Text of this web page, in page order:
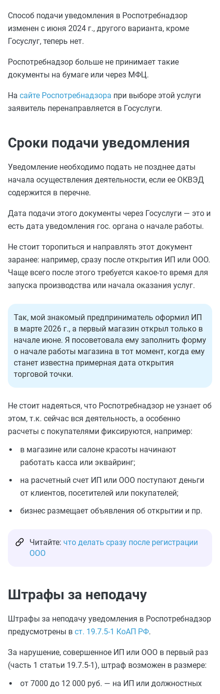
Способ подачи уведомления в Роспотребнадзор
изменен с июня 2024 г., другого варианта, кроме
Госуслуг, теперь нет.
Роспотребнадзор больше не принимает такие
документы на бумаге или через МФЦ.
На сайте Роспотребнадзора при выборе этой услуги
заявитель перенаправляется в Госуслуги.
Сроки подачи уведомления
Уведомление необходимо подать не позднее даты
начала осуществления деятельности, если ее ОКВЭД
содержится в перечне.
Дата подачи этого документы через Госуслуги — это и
есть дата уведомления гос. органа о начале работы.
Не стоит торопиться и направлять этот документ
заранее: например, сразу после открытия ИП или ООО.
Чаще всего после этого требуется какое-то время для
запуска производства или начала оказания услуг.
Так, мой знакомый предприниматель оформил ИП
в марте 2026 г., а первый магазин открыл только в
начале июне. Я посоветовала ему заполнить форму
о начале работы магазина в тот момент, когда ему
станет известна примерная дата открытия
торговой точки.
Не стоит надеяться, что Роспотребнадзор не узнает об
этом, т.к. сейчас вся деятельность, а особенно
расчеты с покупателями фиксируются, например:
в магазине или салоне красоты начинают
работать касса или эквайринг;
на расчетный счет ИП или ООО поступают деньги
от клиентов, посетителей или покупателей;
бизнес размещает объявления об открытии и пр.
Читайте: что делать сразу после регистрации
ООО
Штрафы за неподачу
Штрафы за неподачу уведомления в Роспотребнадзор
предусмотрены в ст. 19.7.5-1 КоАП РФ.
За нарушение, совершенное ИП или ООО в первый раз
(часть 1 статьи 19.7.5-1), штраф возможен в размере:
от 7000 до 12 000 руб. — на ИП или должностных